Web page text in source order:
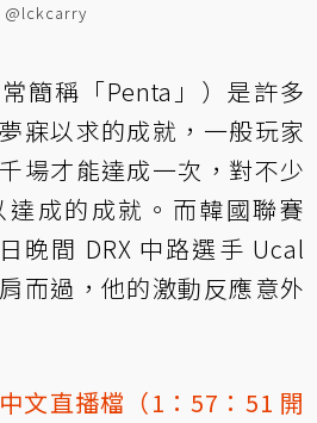
@lckcarry
簡稱「Penta」）是許多
寐以求的成就，一般玩家
場才能達成一次，對不少
成的成就。而韓國聯賽
晚間 DRX 中路選手 Ucal
而過，他的激動反應意外
文直播檔（1：57：51 開